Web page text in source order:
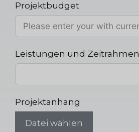
Projektbudget
Leistungen und Zeitrahmen
Projektanhang
Datei wählen